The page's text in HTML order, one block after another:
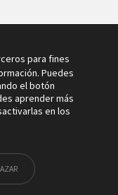
para fines
Puedes
el botón
aprender más
en los